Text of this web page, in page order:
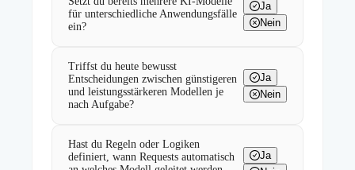
für unterschiedliche Anwendungsfälle
ein?
Ja
Nein
Triffst du heute bewusst
Entscheidungen zwischen günstigeren
und leistungsstärkeren Modellen je
nach Aufgabe?
Ja
Nein
Hast du Regeln oder Logiken
definiert, wann Requests automatisch
Ja